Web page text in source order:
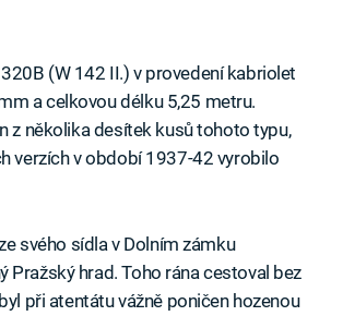
(W 142 II.) v provedení kabriolet
a celkovou délku 5,25 metru.
z několika desítek kusů tohoto typu,
verzích v období 1937-42 vyrobilo
svého sídla v Dolním zámku
Pražský hrad. Toho rána cestoval bez
při atentátu vážně poničen hozenou